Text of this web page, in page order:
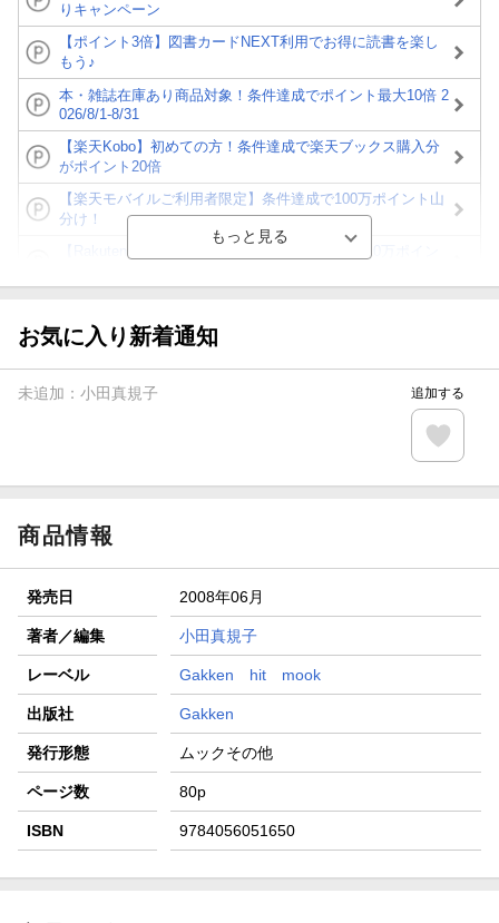
りキャンペーン
【ポイント3倍】図書カードNEXT利用でお得に読書を楽し
もう♪
本・雑誌在庫あり商品対象！条件達成でポイント最大10倍 2
026/8/1-8/31
【楽天Kobo】初めての方！条件達成で楽天ブックス購入分
がポイント20倍
【楽天モバイルご利用者限定】条件達成で100万ポイント山
分け！
が当たる！
楽天モバイル紹介キャンペーンの拡散で300円OFFクーポン
条件達成で楽天限定・宝塚歌劇 宙組貸切公演ペアチケット
お気に入り新着通知
未追加： 小田真規子 追加する
商品情報
発売日 2008年06月
著者／編集 小田真規子
レーベル Gakken hit mook
出版社 Gakken
発行形態 ムックその他
ページ数 80p
ISBN 9784056051650